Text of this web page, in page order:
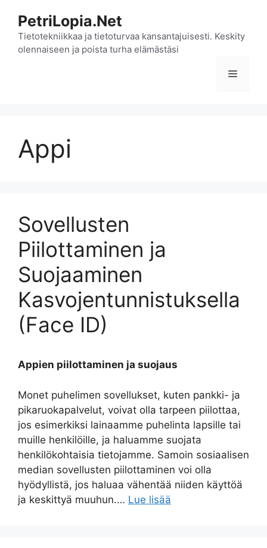
sisältöön
PetriLopia.Net
Tietotekniikkaa ja tietoturvaa kansantajuisesti. Keskity
olennaiseen ja poista turha elämästäsi
Valikko
Appi
Sovellusten
Piilottaminen ja
Suojaaminen
Kasvojentunnistuksella
(Face ID)
Appien piilottaminen ja suojaus
Monet puhelimen sovellukset, kuten pankki- ja
pikaruokapalvelut, voivat olla tarpeen piilottaa,
jos esimerkiksi lainaamme puhelinta lapsille tai
muille henkilöille, ja haluamme suojata
henkilökohtaisia tietojamme. Samoin sosiaalisen
median sovellusten piilottaminen voi olla
hyödyllistä, jos haluaa vähentää niiden käyttöä
ja keskittyä muuhun.… Lue lisää